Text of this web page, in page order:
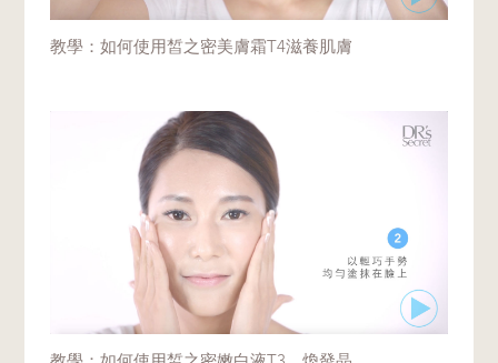
教學：如何使用皙之密美膚霜T4滋養肌膚